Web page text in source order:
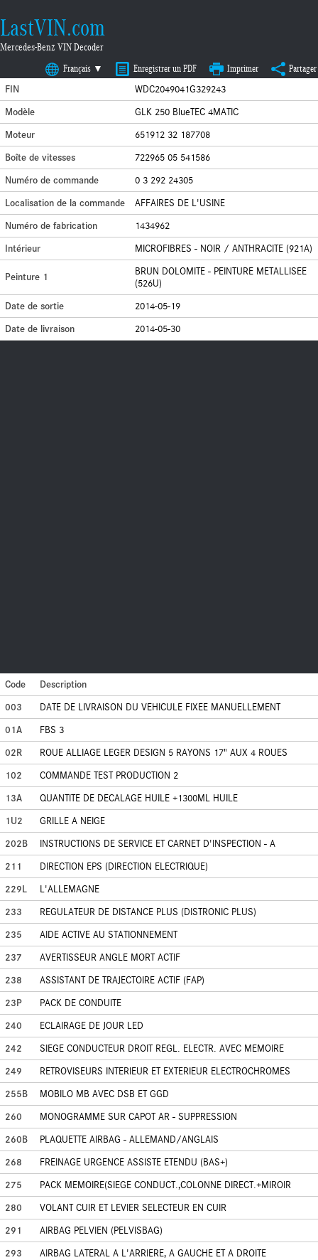
LastVIN.com
Mercedes-Benz VIN Decoder
Français ▼ Enregistrer un PDF Imprimer Partager
FIN
WDC2049041G329243
Modèle
GLK 250 BlueTEC 4MATIC
Moteur
651912 32 187708
Boîte de vitesses
722965 05 541586
Numéro de commande
0 3 292 24305
Localisation de la commande
AFFAIRES DE L'USINE
Numéro de fabrication
1434962
Intérieur
MICROFIBRES - NOIR / ANTHRACITE (921A)
Peinture 1
BRUN DOLOMITE - PEINTURE METALLISEE
(526U)
Date de sortie
2014-05-19
Date de livraison
2014-05-30
Code
Description
003
DATE DE LIVRAISON DU VEHICULE FIXEE MANUELLEMENT
01A
FBS 3
02R
ROUE ALLIAGE LEGER DESIGN 5 RAYONS 17" AUX 4 ROUES
102
COMMANDE TEST PRODUCTION 2
13A
QUANTITE DE DECALAGE HUILE +1300ML HUILE
1U2
GRILLE A NEIGE
202B
INSTRUCTIONS DE SERVICE ET CARNET D'INSPECTION - A
211
DIRECTION EPS (DIRECTION ELECTRIQUE)
229L
L'ALLEMAGNE
233
REGULATEUR DE DISTANCE PLUS (DISTRONIC PLUS)
235
AIDE ACTIVE AU STATIONNEMENT
237
AVERTISSEUR ANGLE MORT ACTIF
238
ASSISTANT DE TRAJECTOIRE ACTIF (FAP)
23P
PACK DE CONDUITE
240
ECLAIRAGE DE JOUR LED
242
SIEGE CONDUCTEUR DROIT REGL. ELECTR. AVEC MEMOIRE
249
RETROVISEURS INTERIEUR ET EXTERIEUR ELECTROCHROMES
255B
MOBILO MB AVEC DSB ET GGD
260
MONOGRAMME SUR CAPOT AR - SUPPRESSION
260B
PLAQUETTE AIRBAG - ALLEMAND/ANGLAIS
268
FREINAGE URGENCE ASSISTE ETENDU (BAS+)
275
PACK MEMOIRE(SIEGE CONDUCT.,COLONNE DIRECT.+MIROIR
280
VOLANT CUIR ET LEVIER SELECTEUR EN CUIR
291
AIRBAG PELVIEN (PELVISBAG)
293
AIRBAG LATERAL A L'ARRIERE, A GAUCHE ET A DROITE